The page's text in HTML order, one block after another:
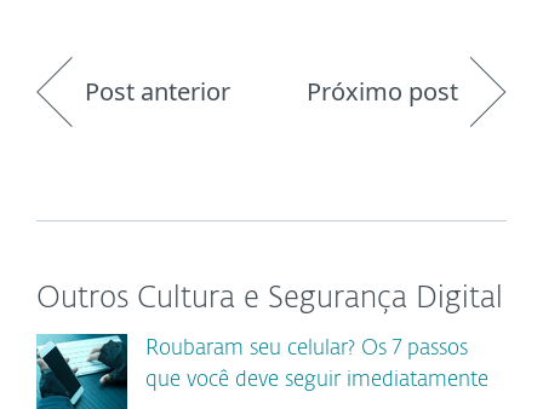
Post anterior Próximo post
Outros Cultura e Segurança Digital
Roubaram seu celular? Os 7 passos
que você deve seguir imediatamente